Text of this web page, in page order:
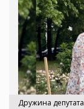
Дружина